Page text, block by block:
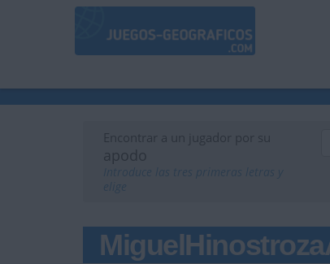
Encontrar a un jugador por su
apodo